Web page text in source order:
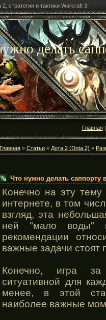
стратегии и тактики Warcraft 3
делать
Главная
Главная » Статьи » Дота 2 (Dota 2) »
Что нужно делать саппорту
Конечно на эту
интернете, в том
взгляд, эта
ней "мало воды"
рекомендации
важные задачи стоят
Конечно, игра за
ситуативной для
менее, в этой
наиболее важные